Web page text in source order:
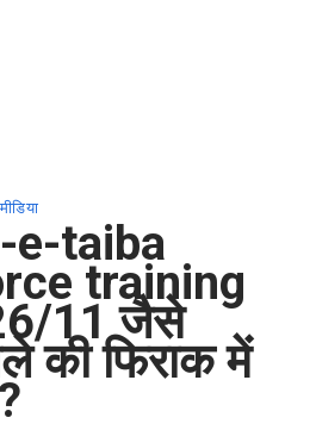
e-taiba
training
11 जैसे
की फिराक में